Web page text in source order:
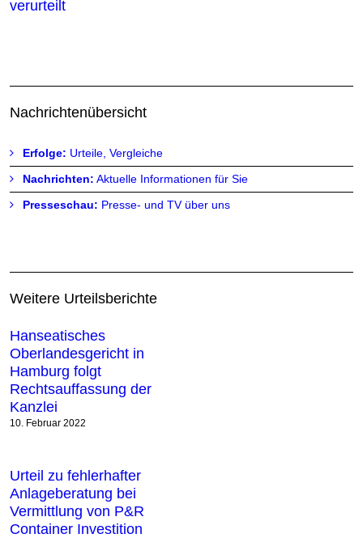
verurteilt
Nachrichtenübersicht
Erfolge: Urteile, Vergleiche
Nachrichten: Aktuelle Informationen für Sie
Presseschau: Presse- und TV über uns
Weitere Urteilsberichte
Hanseatisches
Oberlandesgericht in
Hamburg folgt
Rechtsauffassung der
Kanzlei
10. Februar 2022
Urteil zu fehlerhafter
Anlageberatung bei
Vermittlung von P&R
Container Investition